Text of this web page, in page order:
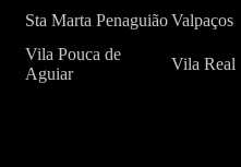
Sta Marta Penaguião Valpaços
Vila Pouca de
Aguiar
Vila Real